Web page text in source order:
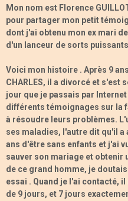
Mon nom est Florence
pour partager mon petit
dont j'ai obtenu mon ex mari
d'un lanceur de sorts
Voici mon histoire . Après 9
CHARLES, il a divorcé et s'est
jour que je passais par
différents témoignages sur la
à résoudre leurs problèmes.
ses maladies, l'autre dit qu'il a
ans d'être sans enfants et j'ai
sauver son mariage et obtenir
de ce grand homme, je
essai . Quand je l'ai contacté,
de 9 jours, et 7 jours